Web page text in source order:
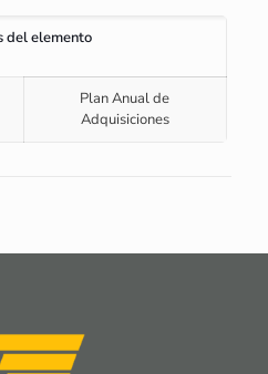
del elemento
Plan Anual de
Adquisiciones